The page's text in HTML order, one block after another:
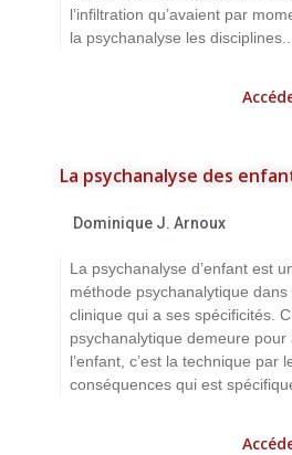
l’infiltration qu’avaient par
la psychanalyse les disciplines...
La psychanalyse des
Dominique J. Arnoux
La psychanalyse d’enfant est
méthode psychanalytique dans
clinique qui a ses spécificités.
psychanalytique demeure pour
l’enfant, c’est la technique par
conséquences qui est